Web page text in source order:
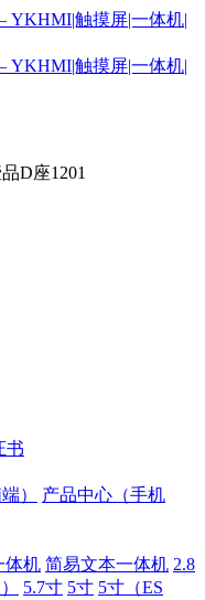
D座1201
书
）
产品中心（手机
体机 简易文本一体机 2.8
5.7寸 5寸 5寸（ES